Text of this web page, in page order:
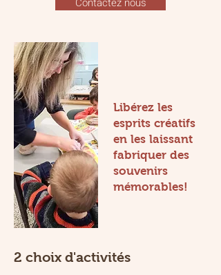
Libérez les
esprits créatifs
en les laissant
fabriquer des
souvenirs
mémorables!
2 choix d'activités